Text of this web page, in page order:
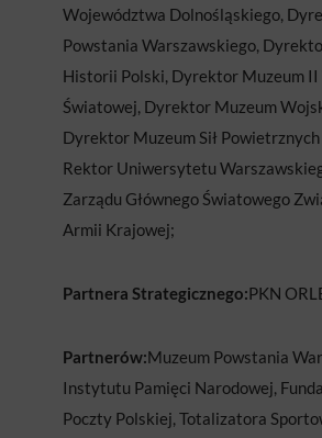
Województwa Dolnośląskiego,
Powstania Warszawskiego,
Historii Polski, Dyrektor Muzeum II
Światowej, Dyrektor Muzeum
Dyrektor Muzeum Sił
Rektor Uniwersytetu
Zarządu Głównego Światowego
Armii Krajowej;
Partnera Strategicznego:PKN
Partnerów:Muzeum Powstania
Instytutu Pamięci Narodowej,
Poczty Polskiej, Totalizatora